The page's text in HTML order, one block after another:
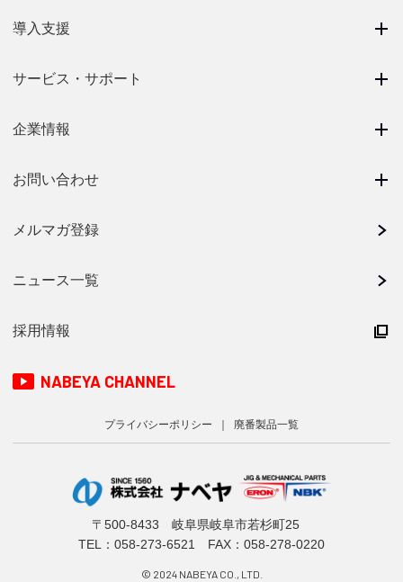
導入支援
サービス・サポート
企業情報
お問い合わせ
メルマガ登録
ニュース一覧
採用情報
NABEYA CHANNEL
プライバシーポリシー 廃番製品一覧
〒500-8433 岐阜県岐阜市若杉町25
TEL： 058-273-6521 FAX：058-278-0220
© 2024 NABEYA CO., LTD.